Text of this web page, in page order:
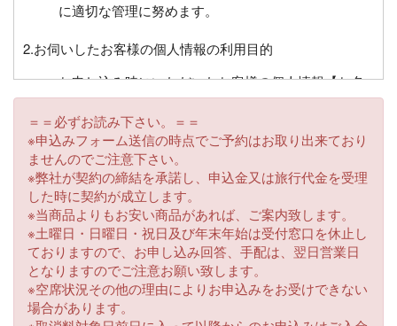
に適切な管理に努めます。
2.お伺いしたお客様の個人情報の利用目的
お申し込み時にいただいたお客様の個人情報【お名
前、住所、電話番号、FAX番号、電子メールアドレ
ス、生年月日、緊急時の連絡先、年齢、チケット送
付先】等を必要に応じてお伺いさせていただくこと
があります。これらはお客様との連絡に利用させて
いただくほかお客様がお申込みいただいた旅行にお
いて運送・宿泊機関等又は業務委託先に目的に必要
な限度で提供するほか、チケット送付、お客様への
旅行の案内・払い戻し・キャンペーンプレゼント等
にもご利用させていただきます。また、同じ目的で
それ以外の事項についてもお伺いさせていただくこ
とがございます。
＝＝必ずお読み下さい。＝＝
※申込みフォーム送信の時点でご予約はお取り出来ており
ませんのでご注意下さい。
※弊社が契約の締結を承諾し、申込金又は旅行代金を受理
した時に契約が成立します。
※当商品よりもお安い商品があれば、ご案内致します。
※土曜日・日曜日・祝日及び年末年始は受付窓口を休止し
ておりますので、お申し込み回答、手配は、翌日営業日
となりますのでご注意お願い致します。
※空席状況その他の理由によりお申込みをお受けできない
場合があります。